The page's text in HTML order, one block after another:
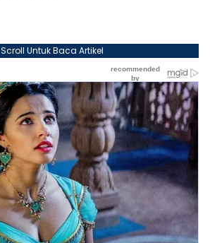
Scroll Untuk Baca Artikel